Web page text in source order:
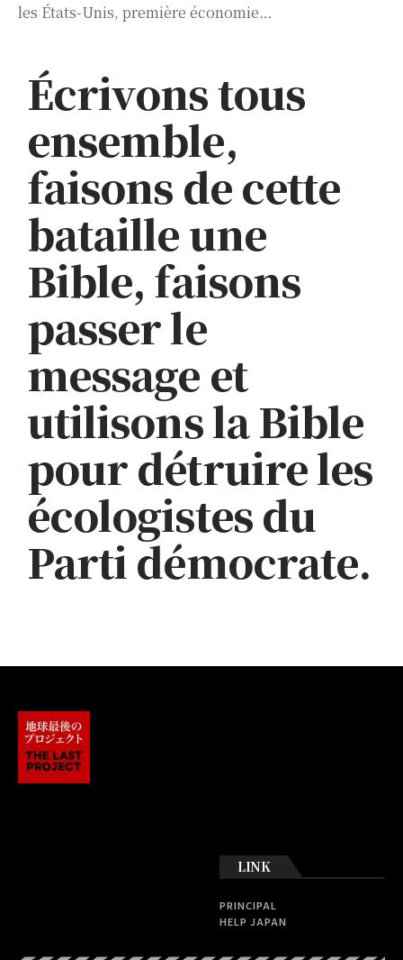
les États-Unis, première économie…
Écrivons tous
ensemble,
faisons de cette
bataille une
Bible, faisons
passer le
message et
utilisons la Bible
pour détruire les
écologistes du
Parti démocrate.
LINK
PRINCIPAL
HELP JAPAN